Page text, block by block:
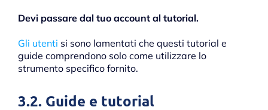
Devi passare dal tuo account al tutorial.
Gli utenti si sono lamentati che questi tutorial e
guide comprendono solo come utilizzare lo
strumento specifico fornito.
3.2. Guide e tutorial